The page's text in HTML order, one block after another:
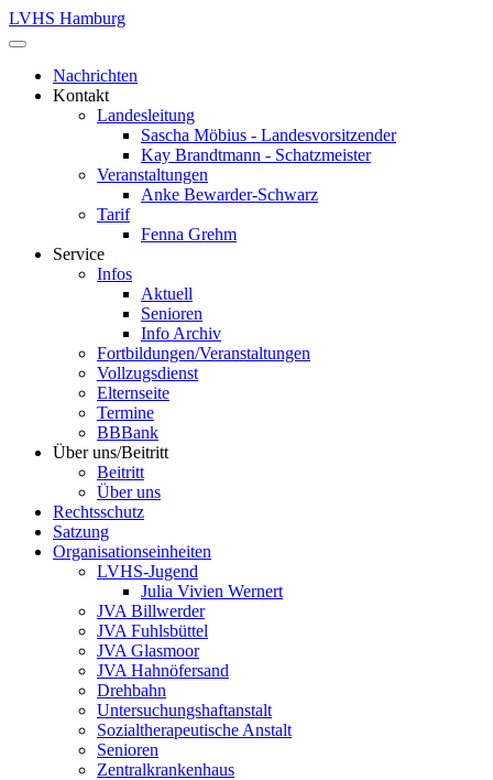
LVHS Hamburg
Nachrichten
Kontakt
Landesleitung
Sascha Möbius - Landesvorsitzender
Kay Brandtmann - Schatzmeister
Veranstaltungen
Anke Bewarder-Schwarz
Tarif
Fenna Grehm
Service
Infos
Aktuell
Senioren
Info Archiv
Fortbildungen/Veranstaltungen
Vollzugsdienst
Elternseite
Termine
BBBank
Über uns/Beitritt
Beitritt
Über uns
Rechtsschutz
Satzung
Organisationseinheiten
LVHS-Jugend
Julia Vivien Wernert
JVA Billwerder
JVA Fuhlsbüttel
JVA Glasmoor
JVA Hahnöfersand
Drehbahn
Untersuchungshaftanstalt
Sozialtherapeutische Anstalt
Senioren
Zentralkrankenhaus